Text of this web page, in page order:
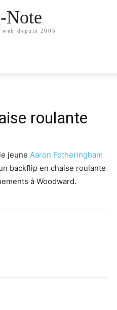
Note
depuis 2005
roulante
jeune Aaron Fotheringham
backflip en chaise roulante
à Woodward.